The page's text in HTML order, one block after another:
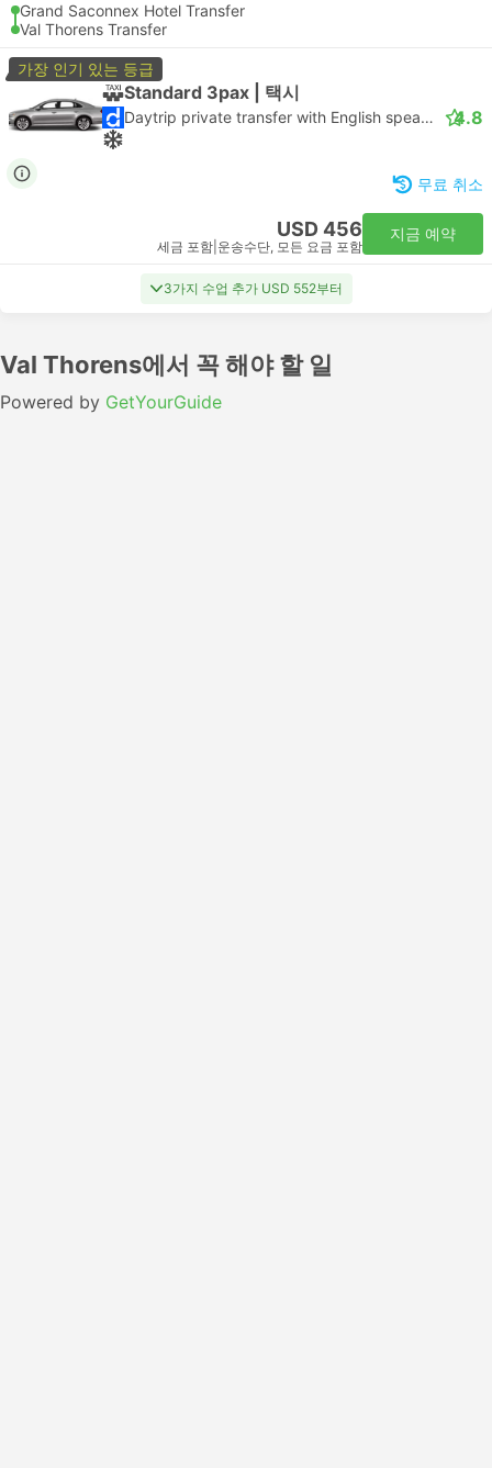
Grand Saconnex Hotel Transfer
Val Thorens Transfer
가장 인기 있는 등급
Standard 3pax | 택시
Daytrip private transfer with English speaking driver 4.8
무료 취소
USD 456
세금 포함 운송수단, 모든 요금 포함
지금 예약
3가지 수업 추가 USD 552부터
Val Thorens에서 꼭 해야 할 일
Powered by GetYourGuide